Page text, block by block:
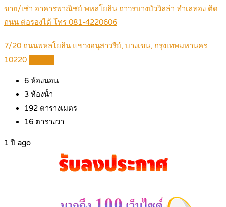
ขาย/เช่า อาคารพาณิชย์ พหลโยธิน ถาวรบางบัววิลล่า ทำเลทอง ติด
ถนน ต่อรองได้ โทร 081-4220606
7/20 ถนนพหลโยธิน แขวงอนุสาวรีย์, บางเขน, กรุงเทพมหานคร
10220
6 ห้องนอน
3 ห้องน้ำ
192 ตารางเมตร
16 ตารางวา
1 ปี ago